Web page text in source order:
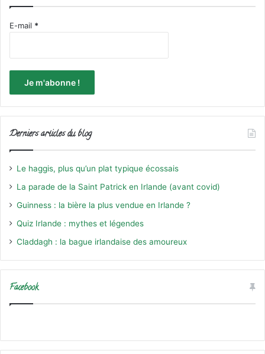
E-mail *
Derniers articles du blog
Le haggis, plus qu’un plat typique écossais
La parade de la Saint Patrick en Irlande (avant covid)
Guinness : la bière la plus vendue en Irlande ?
Quiz Irlande : mythes et légendes
Claddagh : la bague irlandaise des amoureux
Facebook